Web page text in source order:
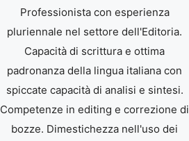
Professionista con esperienza
pluriennale nel settore dell'Editoria.
Capacità di scrittura e ottima
padronanza della lingua italiana con
spiccate capacità di analisi e sintesi.
Competenze in editing e correzione di
bozze. Dimestichezza nell'uso dei